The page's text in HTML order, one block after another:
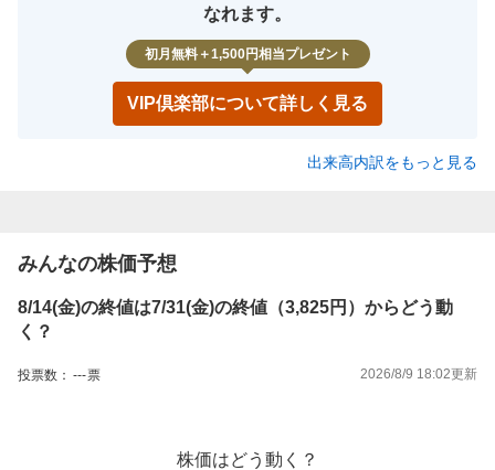
なれます。
初月無料＋1,500円相当プレゼント
VIP倶楽部について詳しく見る
出来高内訳をもっと見る
みんなの株価予想
8/14(金)の終値は7/31(金)の終値（3,825円）からどう動
く？
投票数： ---票 2026/8/9 18:02更新
株価はどう動く？